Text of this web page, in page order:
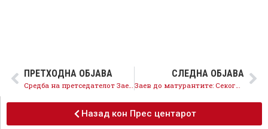
ПРЕТХОДНА ОБЈАВА
Средба на претседателот Заев со Хојт Ји: Поништување на одлуката за аболиција што поскоро
СЛЕДНА ОБЈАВА
Заев до матурантите: Секогаш да сте успешни и среќни
Назад кон Прес центарот